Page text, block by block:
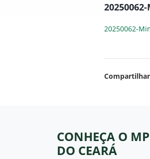
20250062-
CONHEÇA O MP
DO CEARÁ